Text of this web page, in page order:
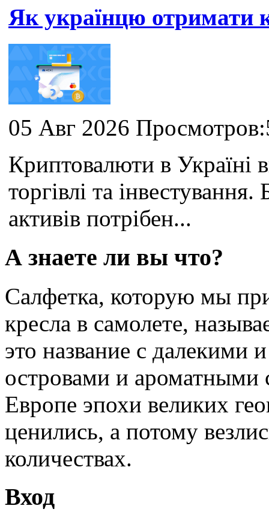
Як українцю отримати
05 Авг 2026
Криптовалюти в Україні
торгівлі та
активів потрібен...
А знаете ли вы что?
Салфетка, которую мы
кресла в самолете,
это название с далекими
островами и
Европе эпохи великих
ценились, а потому
количествах.
Вход